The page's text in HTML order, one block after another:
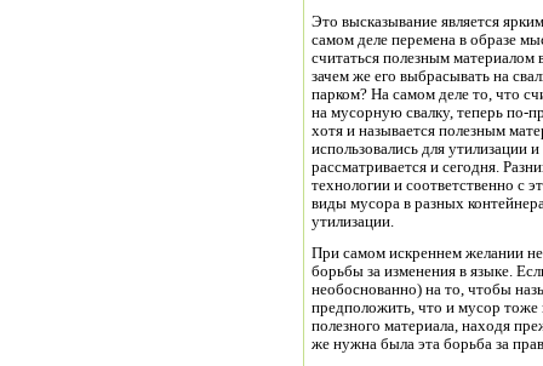
Это высказывание является
самом деле перемена в образе
считаться полезным
зачем же его выбрасывать на
парком? На самом деле то, что
на мусорную свалку, теперь по-
хотя и называется полезным
использовались для утилизации
рассматривается и сегодня.
технологии и соответственно с
виды мусора в разных
утилизации.
При самом искреннем желании не
борьбы за изменения в языке.
необоснованно) на то, чтобы
предположить, что и мусор тоже
полезного материала, находя
же нужна была эта борьба за